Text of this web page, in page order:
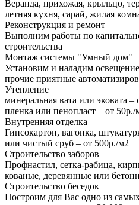
Веранда, прихожая, крыльцо,
летняя кухня, сарай, жилая
Реконструкция и ремонт
Выполним работы по
строительства
Монтаж системы "Умный дом"
Установим и наладим
прочие приятные
Утепление
минеральная вата или эковата
пленка или пенопласт – от 50р./
Внутренняя отделка
Гипсокартон, вагонка,
или чистый сруб – от 500р./м2
Строительство заборов
Профнастил, сетка-рабица,
кованые, деревянные или
Строительство беседок
Построим для Вас одно из